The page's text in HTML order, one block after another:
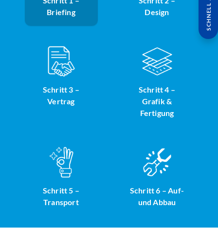
Briefing
Design
Schritt 3 –
Vertrag
Schritt 4 –
Grafik &
Fertigung
Schritt 5 –
Transport
Schritt 6 – Auf-
und Abbau